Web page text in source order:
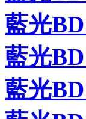
藍光
藍光
藍光